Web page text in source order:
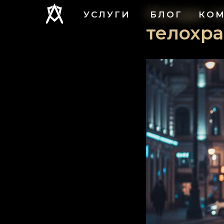
УСЛУГИ БЛОГ
Когда